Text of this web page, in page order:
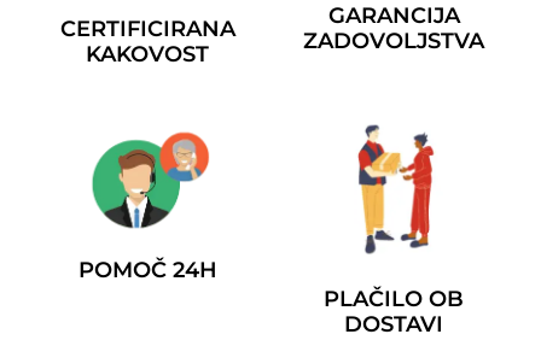
CERTIFICIRANA
KAKOVOST
GARANCIJA
ZADOVOLJSTVA
POMOČ 24H
PLAČILO OB
DOSTAVI